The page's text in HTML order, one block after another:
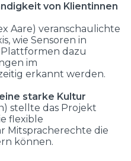
von Klientinnen
Aare) veranschaulichte
wie Sensoren in
dazu
im
erkannt werden.
starke Kultur
stellte das Projekt
flexible
Mitspracherechte die
können.